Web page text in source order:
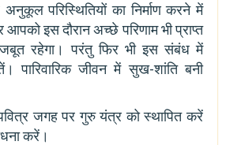
परिस्थितियों का निर्माण करने में
आपको इस दौरान अच्छे परिणाम भी प्राप्त
रहेगा। परंतु फिर भी इस संबंध में
पारिवारिक जीवन में सुख-शांति बनी
जगह पर गुरु यंत्र को स्थापित करें
करें।